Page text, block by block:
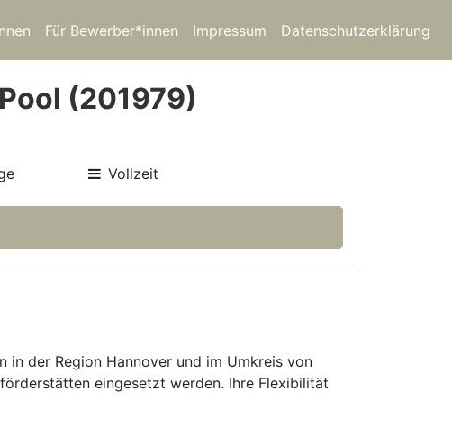
Für Bewerber*innen Impressum Datenschutzerklärung
(201979)
Vollzeit
in der Region Hannover und im Umkreis von
eingesetzt werden. Ihre Flexibilität